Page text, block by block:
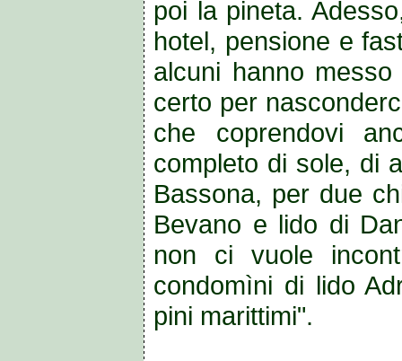
poi la pineta.
hotel, pensione e
alcuni hanno
certo per
che coprendovi
completo di sole, di
Bassona, per due
Bevano e lido di
non ci vuole
condomìni di lido
pini marittimi".